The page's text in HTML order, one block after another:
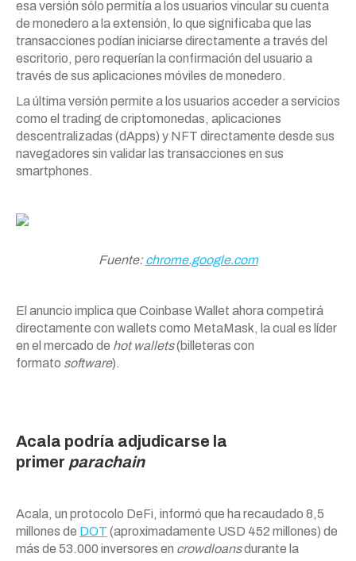
esa versión sólo permitía a los usuarios vincular su cuenta
de monedero a la extensión, lo que significaba que las
transacciones podían iniciarse directamente a través del
escritorio, pero requerían la confirmación del usuario a
través de sus aplicaciones móviles de monedero.
La última versión permite a los usuarios acceder a servicios
como el trading de criptomonedas, aplicaciones
descentralizadas (dApps) y NFT directamente desde sus
navegadores sin validar las transacciones en sus
smartphones.
Fuente: chrome.google.com
El anuncio implica que Coinbase Wallet ahora competirá
directamente con wallets como MetaMask, la cual es líder
en el mercado de hot wallets(billeteras con
formato software).
Acala podría adjudicarse la
primer parachain
Acala, un protocolo DeFi, informó que ha recaudado 8,5
millones de DOT (aproximadamente USD 452 millones) de
más de 53.000 inversores en crowdloansdurante la